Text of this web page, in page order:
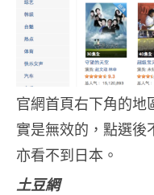
官網首頁右下角的地
實是無效的，點選後
亦看不到日本。
土豆網